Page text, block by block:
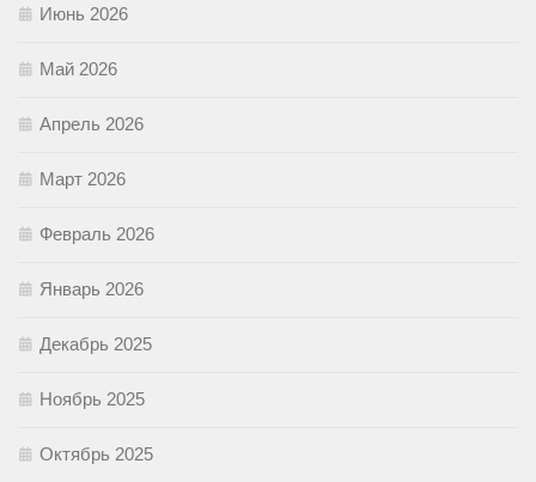
Июнь 2026
Май 2026
Апрель 2026
Март 2026
Февраль 2026
Январь 2026
Декабрь 2025
Ноябрь 2025
Октябрь 2025